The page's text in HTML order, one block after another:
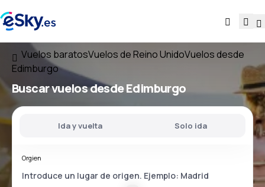
Vuelos baratosVuelos de Reino UnidoVuelos desde
Edimburgo
Buscar vuelosdesde Edimburgo
Ida y vuelta Solo ida
Orgien